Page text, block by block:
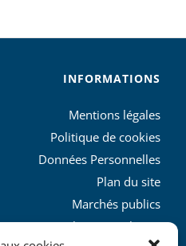
INFORMATIONS
Mentions légales
Politique de cookies
Données Personnelles
Plan du site
Marchés publics
Charte graphique